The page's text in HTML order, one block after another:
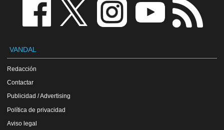
VANDAL
Redacción
Contactar
Publicidad / Advertising
Política de privacidad
Aviso legal